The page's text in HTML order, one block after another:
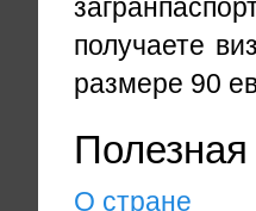
получаете
размере 90
О стране